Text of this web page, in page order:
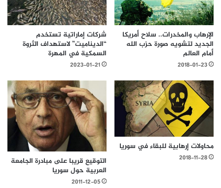
الإرهاب والمخدرات.. سلاح أمريكا
الجديد لتشويه صورة حزب الله
أمام العالم
2018-01-23
شركات إماراتية تستخدم
“الديناميت” لاستهداف الثروة
السمكية في المهرة
2023-01-21
محاولات إرهابية للبقاء في سوريا
2018-11-28
التوقيع قريبا على مبادرة الجامعة
العربية حول سوريا
2011-12-05